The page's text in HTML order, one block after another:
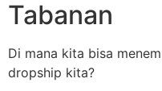
Tabanan
Di mana kita bisa
dropship kita?